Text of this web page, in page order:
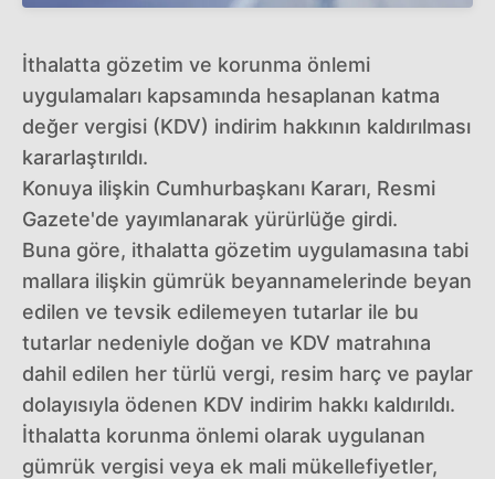
İthalatta gözetim ve korunma önlemi
uygulamaları kapsamında hesaplanan katma
değer vergisi (KDV) indirim hakkının kaldırılması
kararlaştırıldı.
Konuya ilişkin Cumhurbaşkanı Kararı, Resmi
Gazete'de yayımlanarak yürürlüğe girdi.
Buna göre, ithalatta gözetim uygulamasına tabi
mallara ilişkin gümrük beyannamelerinde beyan
edilen ve tevsik edilemeyen tutarlar ile bu
tutarlar nedeniyle doğan ve KDV matrahına
dahil edilen her türlü vergi, resim harç ve paylar
dolayısıyla ödenen KDV indirim hakkı kaldırıldı.
İthalatta korunma önlemi olarak uygulanan
gümrük vergisi veya ek mali mükellefiyetler,